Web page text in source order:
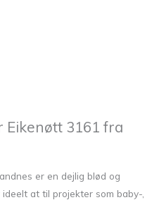
Eikenøtt 3161 fra
er en dejlig blød og
at til projekter som baby-,